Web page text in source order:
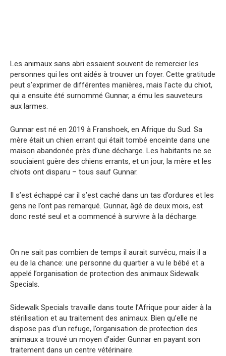
Les animaux sans abri essaient souvent de remercier les
personnes qui les ont aidés à trouver un foyer. Cette gratitude
peut s’exprimer de différentes manières, mais l’acte du chiot,
qui a ensuite été surnommé Gunnar, a ému les sauveteurs
aux larmes.
Gunnar est né en 2019 à Franshoek, en Afrique du Sud. Sa
mère était un chien errant qui était tombé enceinte dans une
maison abandonée près d’une décharge. Les habitants ne se
souciaient guère des chiens errants, et un jour, la mère et les
chiots ont disparu – tous sauf Gunnar.
Il s’est échappé car il s’est caché dans un tas d’ordures et les
gens ne l’ont pas remarqué. Gunnar, âgé de deux mois, est
donc resté seul et a commencé à survivre à la décharge.
On ne sait pas combien de temps il aurait survécu, mais il a
eu de la chance: une personne du quartier a vu le bébé et a
appelé l’organisation de protection des animaux Sidewalk
Specials.
Sidewalk Specials travaille dans toute l’Afrique pour aider à la
stérilisation et au traitement des animaux. Bien qu’elle ne
dispose pas d’un refuge, l’organisation de protection des
animaux a trouvé un moyen d’aider Gunnar en payant son
traitement dans un centre vétérinaire.